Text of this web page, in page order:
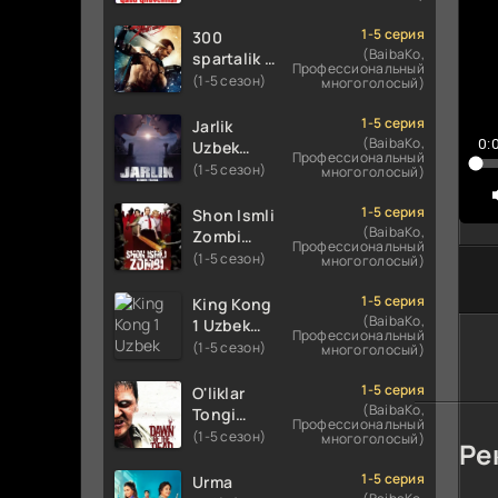
tilida
koreya
seryali
barcha
o'zbek
tilida
tilida 2016
O'zbekcha
tarjima
HD
skachat
300
spartalik 2
/ Uch yuz
2 Premyera
Uzbek
tilida 2013
tarjima
kino HD
skachat
(1-5 сезон)
1-5 серия
(BaibaKo,
Профессиональный
многоголосый)
Jarlik
Uzbek
tilida 2025
tarjima
kino HD
skachat
(1-5 сезон)
1-5 серия
(BaibaKo,
Профессиональный
многоголосый)
Shon Ismli
Zombi
Uzbek
O'zbekcha
tarjima
kino HD
(1-5 сезон)
1-5 серия
(BaibaKo,
Профессиональный
многоголосый)
King Kong
1 Uzbek
tilida 2005
tarjima
kino HD
skachat
(1-5 сезон)
1-5 серия
(BaibaKo,
Профессиональный
многоголосый)
O'liklar
Tongi
Uzbek
(2004)
(1-5 сезон)
1-5 серия
(BaibaKo,
Профессиональный
многоголосый)
Urma
1-5 серия